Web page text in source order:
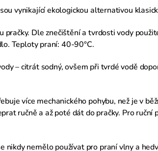
vynikající ekologickou alternativou
Dle znečištění a tvrdosti vody
Teploty praní: 40-90°C.
– citrát sodný, ovšem při tvrdé vodě
více mechanického pohybu, než je v
ručně a až poté dát do pračky. Pro
nikdy nemělo používat pro praní vlny a